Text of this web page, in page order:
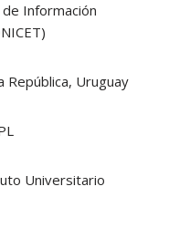
Información
República, Uruguay
Universitario